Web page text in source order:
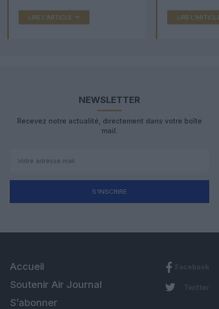
LIRE L'ARTICLE LIRE
NEWSLETTER
Recevez notre actualité, directement dans votre boîte
mail.
S'INSCRIRE
Accueil
Soutenir Air Journal
S’abonner